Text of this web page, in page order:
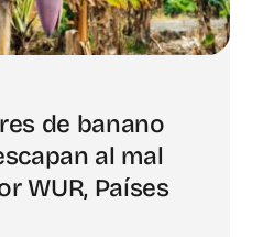
de banano
al mal
WUR, Países